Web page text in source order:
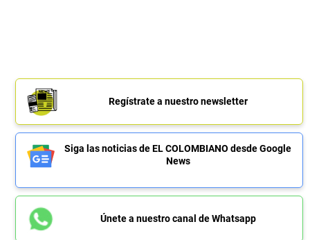
Regístrate a nuestro newsletter
Siga las noticias de EL COLOMBIANO desde Google
News
Únete a nuestro canal de Whatsapp